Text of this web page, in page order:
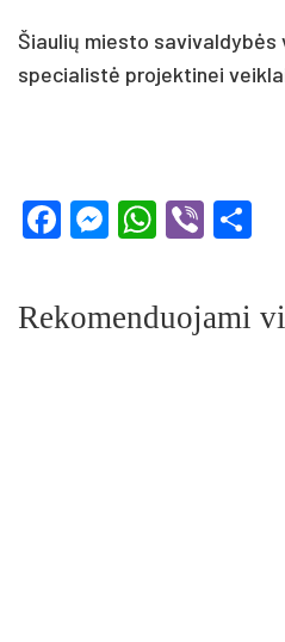
Šiaulių miesto
specialistė projektinei
Facebook
Messenger
Viber
Rekomenduojami